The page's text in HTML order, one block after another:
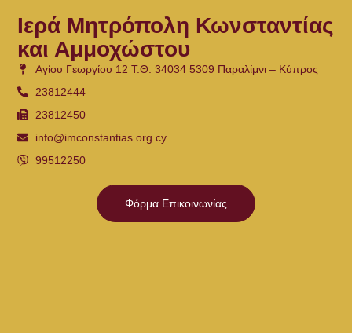
Ιερά Μητρόπολη Κωνσταντίας
και Αμμοχώστου
Αγίου Γεωργίου 12 Τ.Θ. 34034 5309 Παραλίμνι – Κύπρος
23812444
23812450
info@imconstantias.org.cy
99512250
Φόρμα Επικοινωνίας